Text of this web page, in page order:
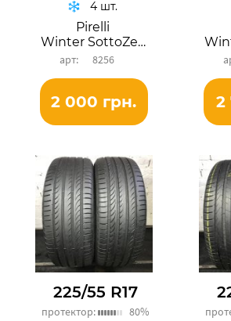
Pirelli
Winter SottoZero 3
8256
4 шт.
2 000 грн. 2
225/55 R17
протектор: 80%